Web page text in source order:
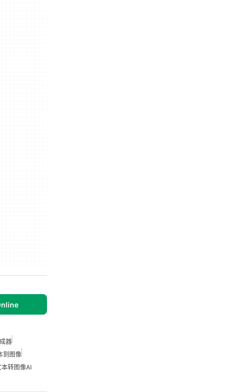
器
到图像
本转图像AI